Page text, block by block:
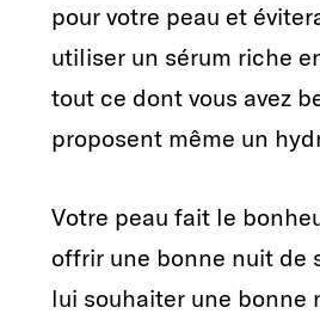
pour votre peau et
utiliser un sérum riche
tout ce dont vous avez
proposent même un
Votre peau fait le
offrir une bonne nuit de
lui souhaiter une bonne